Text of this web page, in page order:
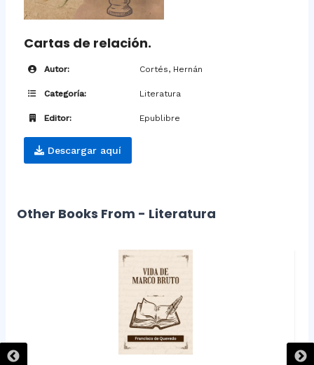
Cartas de relación.
Autor: Cortés, Hernán
Categoría: Literatura
Editor: Epublibre
Descargar aquí
Other Books From - Literatura